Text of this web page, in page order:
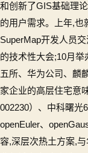
和创新了GIS基础理
的用户需求。上年,也
SuperMap开发人员
的技术性大会;10月
五所、华为公司、麟
家企业的高层住宅意
002230）、中科曙光
openEuler、
容,深层次热土方案,